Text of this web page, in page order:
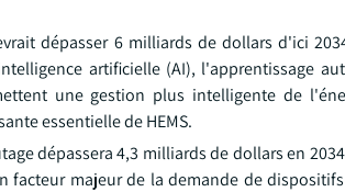
dépasser 6 milliards de dollars d'ici
artificielle (AI), l'apprentissage
une gestion plus intelligente de
essentielle de HEMS.
dépassera 4,3 milliards de dollars en
majeur de la demande de